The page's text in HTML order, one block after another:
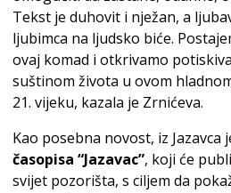
Tekst je duhovit i nježan, a
ljubimca na ljudsko biće.
ovaj komad i otkrivamo
suštinom života u ovom
21. vijeku, kazala je Zrnićeva.
Kao posebna novost, iz Jazavca
časopisa “Jazavac”, koji će
svijet pozorišta, s ciljem da